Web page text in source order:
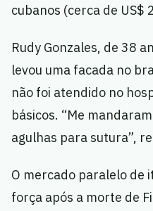
cubanos (cerca de US$
Rudy Gonzales, de 38
levou uma facada no
não foi atendido no
básicos. “Me
agulhas para sutura”,
O mercado paralelo de
força após a morte de